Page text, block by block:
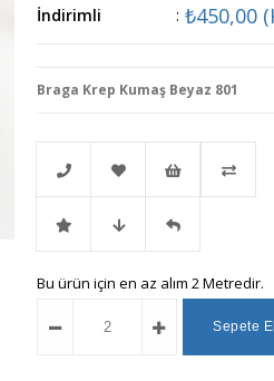
İndirimli
: ₺450,00
Braga Krep Kumaş Beyaz 801
Telefonla
Sipariş
Favorilere
Ekle
İstek
Listeme
Ekle
İndirimli Fiyat
Düşünce
Gelince
Haber
Bu ürün için en az alım 2 Metredir.